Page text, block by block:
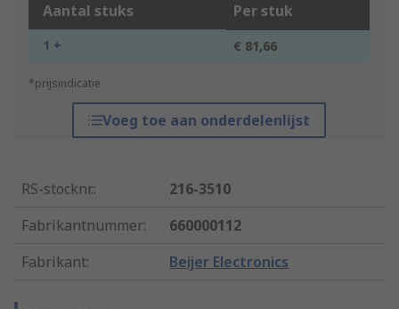
Aantal stuks Per stuk
1 + € 81,66
*prijsindicatie
Voeg toe aan onderdelenlijst
RS-stocknr.:
216-3510
Fabrikantnummer:
660000112
Fabrikant: Beijer Electronics